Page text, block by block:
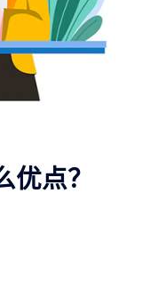
点？